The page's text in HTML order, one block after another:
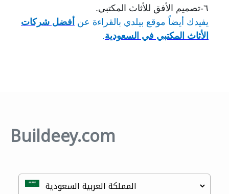
٦-تصميم الأفق للأثاث المكتبي.
يفيدك أيضاً موقع بيلدي بالقراءة عن أفضل شركات
الأثاث المكتبي في السعودية.
Buildeey.com